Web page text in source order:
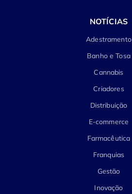
NOTÍCIAS
Adestramento
Banho e Tosa
Cannabis
Criadores
Distribuição
E-commerce
Farmacêutica
Franquias
Gestão
Inovação